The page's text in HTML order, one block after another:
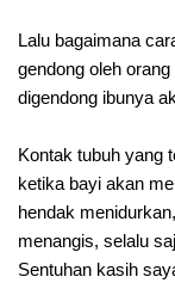
Lalu bagaimana
gendong oleh
digendong ibunya
Kontak tubuh yang
ketika bayi akan
hendak
menangis, selalu
Sentuhan kasih